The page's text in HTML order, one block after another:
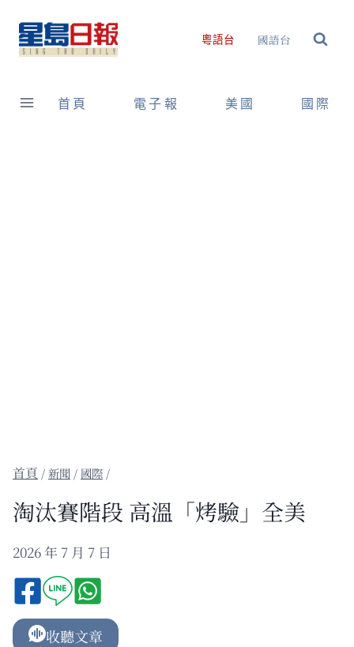
content
粵語台 國語台
首頁 電子報 美國 國際
/新聞 / 國際 /
淘汰賽階段 高溫「烤驗」全美
2026 年 7 月 7 日
收聽文章